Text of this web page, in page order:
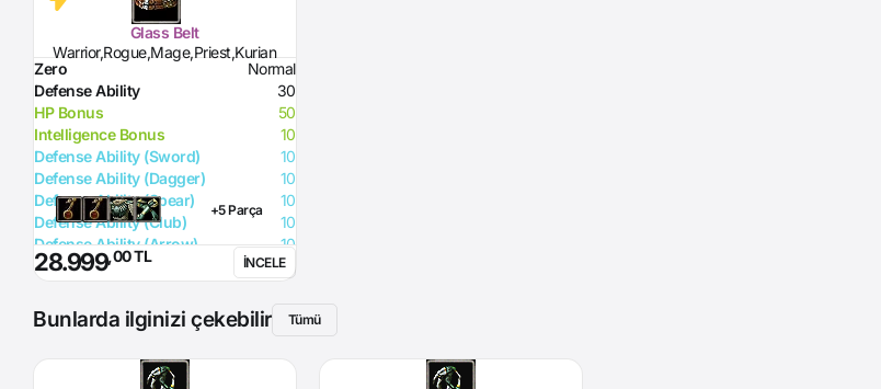
Glass Belt
Warrior,Rogue,Mage,Priest,Kurian
Zero
Normal
Defense Ability
30
HP Bonus
50
Intelligence Bonus
10
Defense Ability (Sword)
10
Defense Ability (Dagger)
10
Defense Ability (Spear)
10
Defense Ability (Club)
10
Defense Ability (Arrow)
10
Defense Ability (Axe)
10
+5 Parça
28.999,00 TL İNCELE
Bunlarda ilginizi çekebilir Tümü